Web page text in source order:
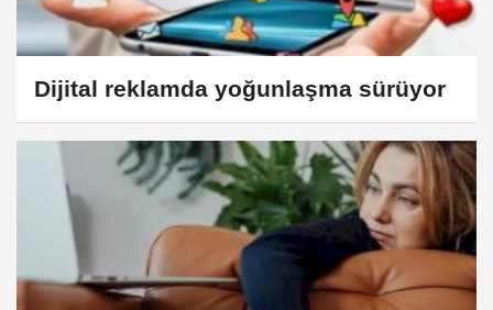
Dijital reklamda yoğunlaşma sürüyor